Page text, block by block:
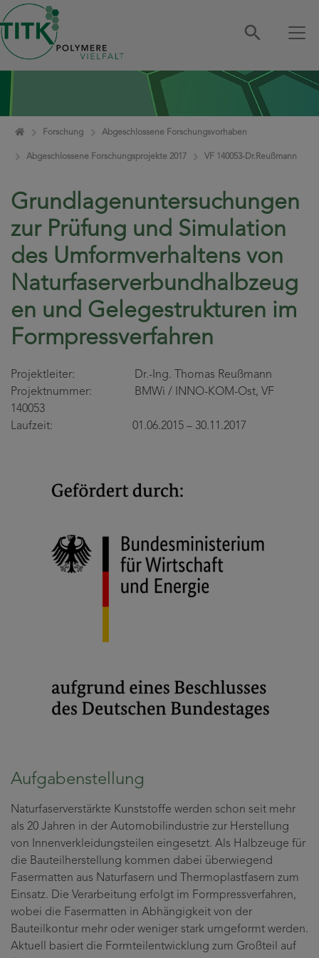
HomeForschung Abgeschlossene Forschungsvorhaben
Abgeschlossene Forschungsprojekte 2017 VF 140053-Dr.Reußmann
Grundlagenuntersuchungen
zur Prüfung und Simulation
des Umformverhaltens von
Naturfaserverbundhalbzeug
en und Gelegestrukturen im
Formpressverfahren
Projektleiter: Dr.-Ing. Thomas Reußmann
Projektnummer: BMWi / INNO-KOM-Ost, VF
140053
Laufzeit: 01.06.2015 – 30.11.2017
Aufgabenstellung
Naturfaserverstärkte Kunststoffe werden schon seit mehr
als 20 Jahren in der Automobilindustrie zur Herstellung
von Innenverkleidungsteilen eingesetzt. Als Halbzeuge für
die Bauteilherstellung kommen dabei überwiegend
Fasermatten aus Naturfasern und Thermoplastfasern zum
Einsatz. Die Verarbeitung erfolgt im Formpressverfahren,
wobei die Fasermatten in Abhängigkeit von der
Bauteilkontur mehr oder weniger stark umgeformt werden.
Aktuell basiert die Formteilentwicklung zum Großteil auf